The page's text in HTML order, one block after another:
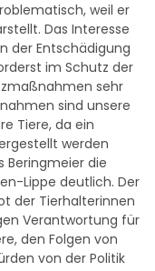
weil er
Das Interesse
der Entschädigung
im Schutz der
sehr
sind unsere
Tiere, da ein
werden
Beringmeier die
Lippe deutlich. Der
der Tierhalterinnen
Verantwortung für
den Folgen von
von der Politik